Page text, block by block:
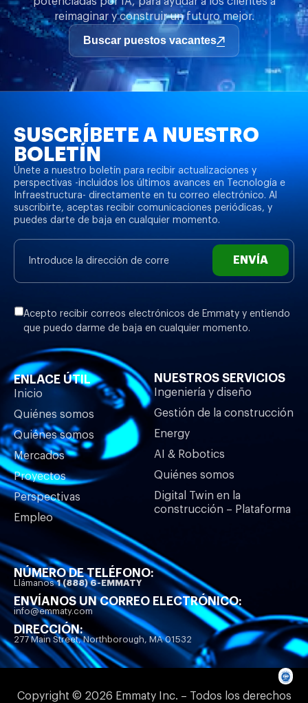
Completado
reimaginar y construir un futuro mejor.
Buscar puestos vacantes
SUSCRÍBETE A NUESTRO
BOLETÍN
Únete a nuestro boletín para recibir actualizaciones y
perspectivas -incluidos los últimos avances en Tecnología e
Infraestructura- directamente en tu correo electrónico. Al
suscribirte, aceptas recibir comunicaciones periódicas, y
puedes darte de baja en cualquier momento.
Acepto recibir correos electrónicos de Emmaty y entiendo
que puedo darme de baja en cualquier momento.
ENVÍA
ENLACE ÚTIL
Inicio
Quiénes somos
Quiénes somos
Mercados
Proyectos
Perspectivas
Empleo
NUESTROS SERVICIOS
Ingeniería y diseño
Gestión de la construcción
Energy
AI & Robotics
Quiénes somos
Digital Twin en la
construcción – Plataforma
NÚMERO DE TELÉFONO:
Llámanos1 (888) 6-EMMATY
ENVÍANOS UN CORREO ELECTRÓNICO:
info@emmaty.com
DIRECCIÓN:
277 Main Street, Northborough, MA 01532
Copyright © 2026 Emmaty Inc. – Todos los derechos